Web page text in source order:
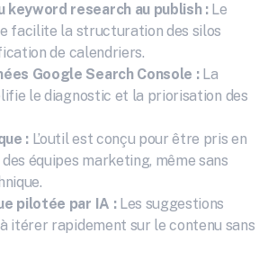
research au publish : Le
facilite la structuration des silos
de calendriers.
Google Search Console : La
le diagnostic et la priorisation des
: L’outil est conçu pour être pris en
équipes marketing, même sans
pilotée par IA : Les suggestions
itérer rapidement sur le contenu sans